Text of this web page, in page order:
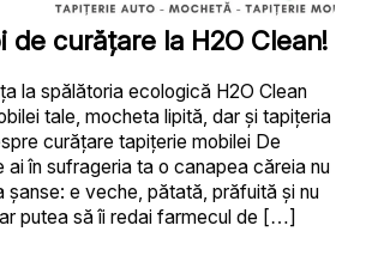
de curățare la H2O Clean!
la spălătoria ecologică H2O Clean
tale, mocheta lipită, dar și tapițeria
curățare tapițerie mobilei De
ai în sufrageria ta o canapea căreia nu
șanse: e veche, pătată, prăfuită și nu
putea să îi redai farmecul de […]